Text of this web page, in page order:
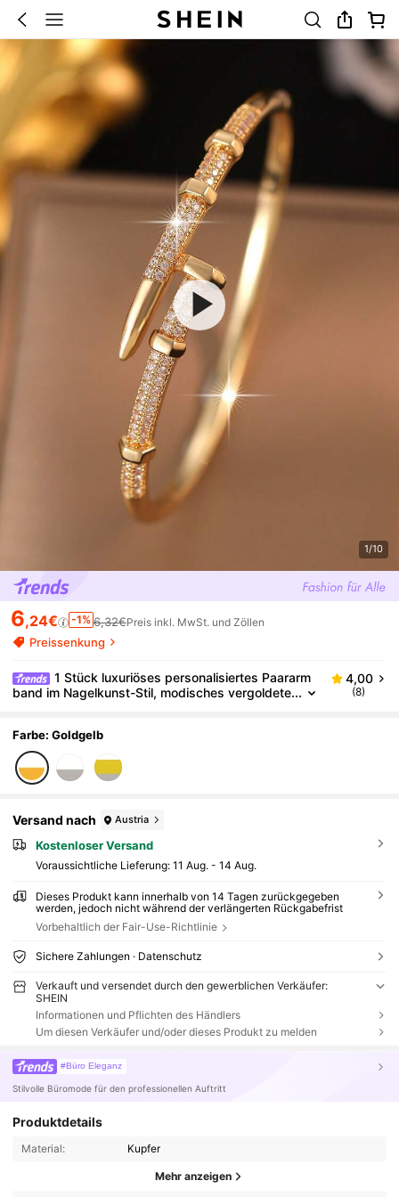
1/10
6,24€ -1% 6,32€Preis inkl. MwSt. und Zöllen
Preissenkung
1 Stück luxuriöses personalisiertes Paararm
band im Nagelkunst-Stil, modisches vergoldete
4,00
(8)
Farbe: Goldgelb
Versand nach Austria
Kostenloser Versand
Voraussichtliche Lieferung: 11 Aug. - 14 Aug.
Dieses Produkt kann innerhalb von 14 Tagen zurückgegeben
werden, jedoch nicht während der verlängerten Rückgabefrist
Vorbehaltlich der Fair-Use-Richtlinie
Sichere Zahlungen · Datenschutz
Verkauft und versendet durch den gewerblichen Verkäufer:
SHEIN
Informationen und Pflichten des Händlers
Um diesen Verkäufer und/oder dieses Produkt zu melden
#Büro Eleganz
Stilvolle Büromode für den professionellen Auftritt
Produktdetails
Material: Kupfer
Mehr anzeigen